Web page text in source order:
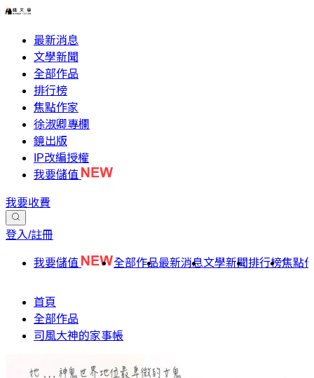
最新消息
文學新聞
全部作品
排行榜
焦點作家
徐淑卿專欄
鏡出版
IP改編授權
我要儲值
我要收費
登入/註冊
我要儲值 全部作品最新消息文學新聞排行榜焦點
首頁
全部作品
司風大神的家事帳